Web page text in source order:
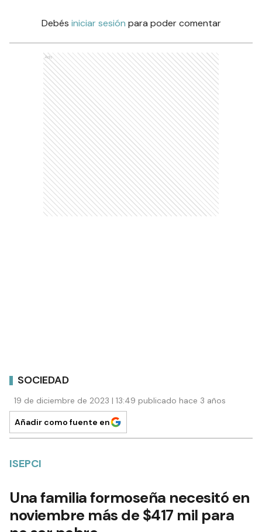
Debés iniciar sesión para poder comentar
Ads
SOCIEDAD
19 de diciembre de 2023 | 13:49 publicado hace 3 años
Añadir como fuente en
ISEPCI
Una familia formoseña necesitó en
noviembre más de $417 mil para